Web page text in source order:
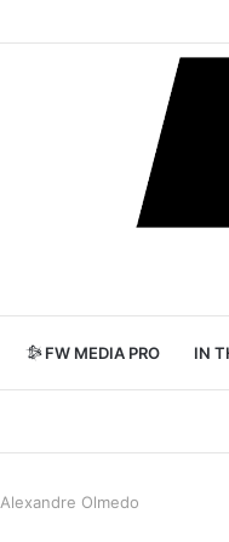
FW MEDIA PRO IN
Alexandre Olmedo